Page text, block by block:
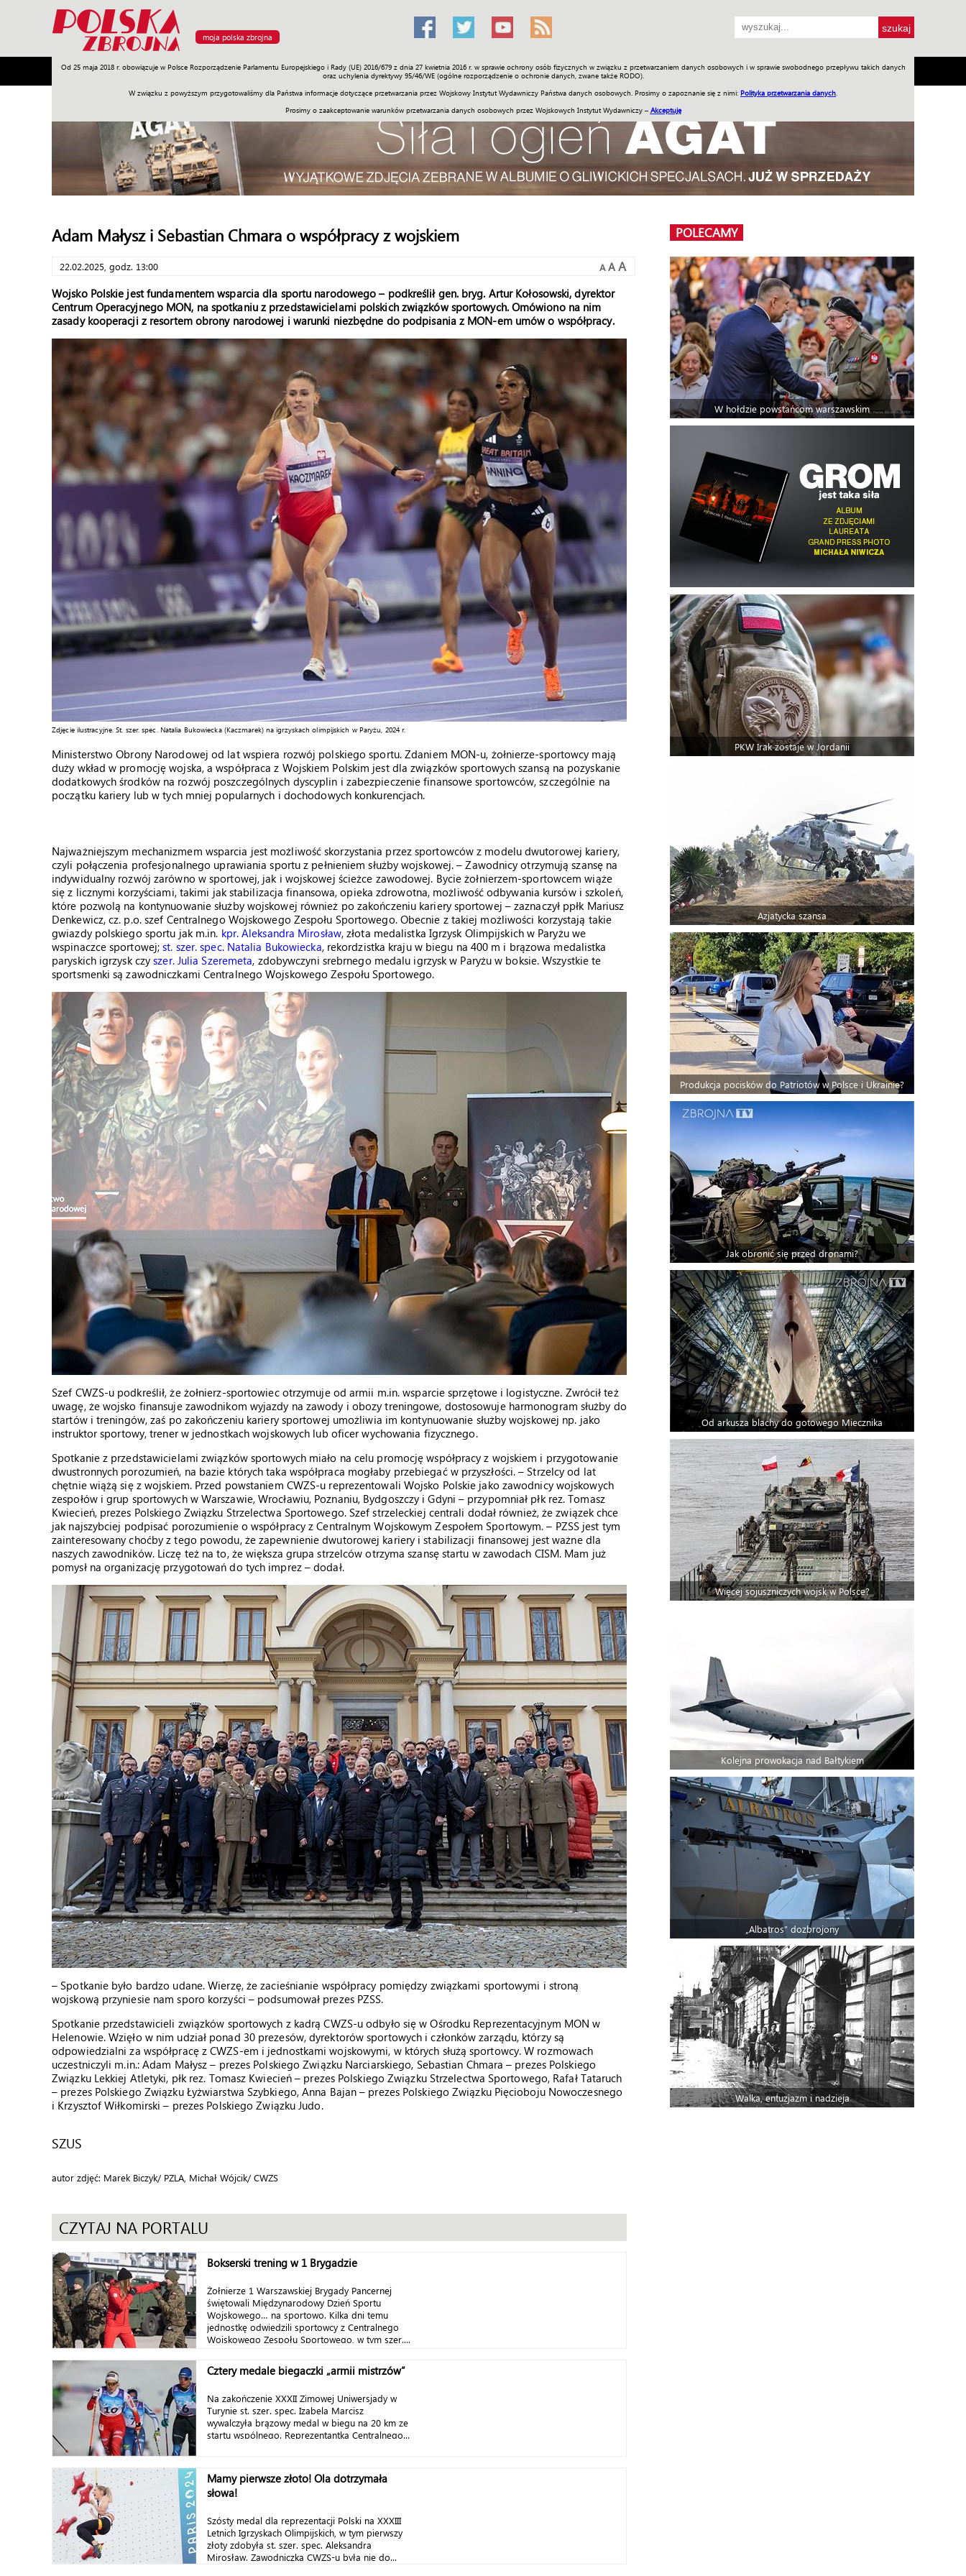
moja polska zbrojna
Od 25 maja 2018 r. obowiązuje w Polsce Rozporządzenie Parlamentu Europejskiego i Rady (UE) 2016/679 z dnia 27 kwietnia 2016 r. w sprawie ochrony osób fizycznych w związku z przetwarzaniem danych osobowych i w sprawie swobodnego przepływu takich danych
oraz uchylenia dyrektywy 95/46/WE (ogólne rozporządzenie o ochronie danych, zwane także RODO).
W związku z powyższym przygotowaliśmy dla Państwa informacje dotyczące przetwarzania przez Wojskowy Instytut Wydawniczy Państwa danych osobowych. Prosimy o zapoznanie się z nimi: Polityka przetwarzania danych
Prosimy o zaakceptowanie warunków przetwarzania danych osobowych przez Wojskowych Instytut Wydawniczy – Akceptuję
Armia Poligon Sprzęt Misje Polityka Prawo Świat Społeczność Sport Historia Galerie Wideo ENGLISH SKLEP Jednodniówki Praca w WIW
Adam Małysz i Sebastian Chmara o współpracy z wojskiem
22.02.2025, godz. 13:00 A A A
Wojsko Polskie jest fundamentem wsparcia dla sportu narodowego – podkreślił gen. bryg. Artur Kołosowski, dyrektor
Centrum Operacyjnego MON, na spotkaniu z przedstawicielami polskich związków sportowych. Omówiono na nim
zasady kooperacji z resortem obrony narodowej i warunki niezbędne do podpisania z MON-em umów o współpracy.
Zdjęcie ilustracyjne. St. szer. spec. Natalia Bukowiecka (Kaczmarek) na igrzyskach olimpijskich w Paryżu, 2024 r.
Ministerstwo Obrony Narodowej od lat wspiera rozwój polskiego sportu. Zdaniem MON-u, żołnierze-sportowcy mają
duży wkład w promocję wojska, a współpraca z Wojskiem Polskim jest dla związków sportowych szansą na pozyskanie
dodatkowych środków na rozwój poszczególnych dyscyplin i zabezpieczenie finansowe sportowców, szczególnie na
początku kariery lub w tych mniej popularnych i dochodowych konkurencjach.
Najważniejszym mechanizmem wsparcia jest możliwość skorzystania przez sportowców z modelu dwutorowej kariery,
czyli połączenia profesjonalnego uprawiania sportu z pełnieniem służby wojskowej. – Zawodnicy otrzymują szansę na
indywidualny rozwój zarówno w sportowej, jak i wojskowej ścieżce zawodowej. Bycie żołnierzem-sportowcem wiąże
się z licznymi korzyściami, takimi jak stabilizacja finansowa, opieka zdrowotna, możliwość odbywania kursów i szkoleń,
które pozwolą na kontynuowanie służby wojskowej również po zakończeniu kariery sportowej – zaznaczył ppłk Mariusz
Denkewicz, cz. p.o. szef Centralnego Wojskowego Zespołu Sportowego. Obecnie z takiej możliwości korzystają takie
gwiazdy polskiego sportu jak m.in. kpr. Aleksandra Mirosław, złota medalistka Igrzysk Olimpijskich w Paryżu we
wspinaczce sportowej;st. szer. spec. Natalia Bukowiecka, rekordzistka kraju w biegu na 400 m i brązowa medalistka
paryskich igrzysk czyszer. Julia Szeremeta, zdobywczyni srebrnego medalu igrzysk w Paryżu w boksie. Wszystkie te
sportsmenki są zawodniczkami Centralnego Wojskowego Zespołu Sportowego.
Szef CWZS-u podkreślił, że żołnierz-sportowiec otrzymuje od armii m.in. wsparcie sprzętowe i logistyczne. Zwrócił też
uwagę, że wojsko finansuje zawodnikom wyjazdy na zawody i obozy treningowe, dostosowuje harmonogram służby do
startów i treningów, zaś po zakończeniu kariery sportowej umożliwia im kontynuowanie służby wojskowej np. jako
instruktor sportowy, trener w jednostkach wojskowych lub oficer wychowania fizycznego.
Spotkanie z przedstawicielami związków sportowych miało na celu promocję współpracy z wojskiem i przygotowanie
dwustronnych porozumień, na bazie których taka współpraca mogłaby przebiegać w przyszłości. – Strzelcy od lat
chętnie wiążą się z wojskiem. Przed powstaniem CWZS-u reprezentowali Wojsko Polskie jako zawodnicy wojskowych
zespołów i grup sportowych w Warszawie, Wrocławiu, Poznaniu, Bydgoszczy i Gdyni – przypomniał płk rez. Tomasz
Kwiecień, prezes Polskiego Związku Strzelectwa Sportowego. Szef strzeleckiej centrali dodał również, że związek chce
jak najszybciej podpisać porozumienie o współpracy z Centralnym Wojskowym Zespołem Sportowym. – PZSS jest tym
zainteresowany choćby z tego powodu, że zapewnienie dwutorowej kariery i stabilizacji finansowej jest ważne dla
naszych zawodników. Liczę też na to, że większa grupa strzelców otrzyma szansę startu w zawodach CISM. Mam już
pomysł na organizację przygotowań do tych imprez – dodał.
– Spotkanie było bardzo udane. Wierzę, że zacieśnianie współpracy pomiędzy związkami sportowymi i stroną
wojskową przyniesie nam sporo korzyści – podsumował prezes PZSS.
Spotkanie przedstawicieli związków sportowych z kadrą CWZS-u odbyło się w Ośrodku Reprezentacyjnym MON w
Helenowie. Wzięło w nim udział ponad 30 prezesów, dyrektorów sportowych i członków zarządu, którzy są
odpowiedzialni za współpracę z CWZS-em i jednostkami wojskowymi, w których służą sportowcy. W rozmowach
uczestniczyli m.in.: Adam Małysz – prezes Polskiego Związku Narciarskiego, Sebastian Chmara – prezes Polskiego
Związku Lekkiej Atletyki, płk rez. Tomasz Kwiecień – prezes Polskiego Związku Strzelectwa Sportowego, Rafał Tataruch
– prezes Polskiego Związku Łyżwiarstwa Szybkiego, Anna Bajan – prezes Polskiego Związku Pięcioboju Nowoczesnego
i Krzysztof Wiłkomirski – prezes Polskiego Związku Judo.
SZUS
autor zdjęć: Marek Biczyk/ PZLA, Michał Wójcik/ CWZS
CZYTAJ NA PORTALU
Bokserski trening w 1 Brygadzie
Żołnierze 1 Warszawskiej Brygady Pancernej
świętowali Międzynarodowy Dzień Sportu
Wojskowego… na sportowo. Kilka dni temu
jednostkę odwiedzili sportowcy z Centralnego
Wojskowego Zespołu Sportowego, w tym szer....
Cztery medale biegaczki „armii mistrzów”
Na zakończenie XXXII Zimowej Uniwersjady w
Turynie st. szer. spec. Izabela Marcisz
wywalczyła brązowy medal w biegu na 20 km ze
startu wspólnego. Reprezentantka Centralnego...
Mamy pierwsze złoto! Ola dotrzymała
słowa!
Szósty medal dla reprezentacji Polski na XXXIII
Letnich Igrzyskach Olimpijskich, w tym pierwszy
złoty zdobyła st. szer. spec. Aleksandra
Mirosław. Zawodniczka CWZS-u była nie do...
POLECAMY
W hołdzie powstańcom warszawskim
PKW Irak zostaje w Jordanii
Azjatycka szansa
Produkcja pocisków do Patriotów w Polsce i Ukrainie?
Jak obronić się przed dronami?
Od arkusza blachy do gotowego Miecznika
Więcej sojuszniczych wojsk w Polsce?
Kolejna prowokacja nad Bałtykiem
„Albatros” dozbrojony
Walka, entuzjazm i nadzieja